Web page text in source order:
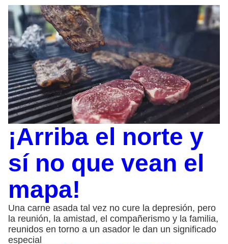
¡Arriba el norte y
sí no que vean el
mapa!
Una carne asada tal vez no cure la depresión, pero
la reunión, la amistad, el compañerismo y la familia,
reunidos en torno a un asador le dan un significado
especial